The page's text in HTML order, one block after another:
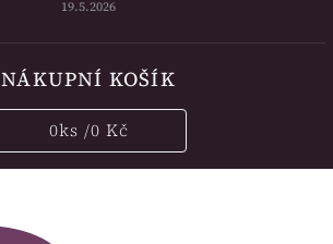
19.5.2026
NÁKUPNÍ KOŠÍK
0ks /0 Kč